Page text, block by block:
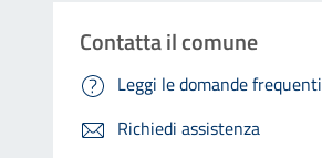
Contatta il comune
Leggi le domande frequenti
Richiedi assistenza